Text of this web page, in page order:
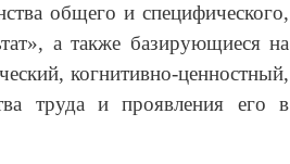
общего и специфического,
а также базирующиеся на
когнитивно-ценностный,
труда и проявления его в